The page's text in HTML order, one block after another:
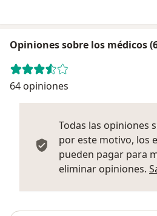
Opiniones sobre los médicos
64 opiniones
Todas las opiniones
por este motivo, los
pueden pagar para
eliminar opiniones.